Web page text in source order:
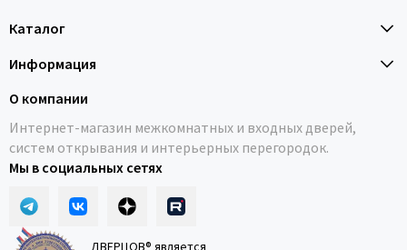
Каталог
Информация
О компании
Интернет-магазин межкомнатных и входных дверей,
систем открывания и интерьерных перегородок.
Мы в социальных сетях
ДВЕРЦОВ® является